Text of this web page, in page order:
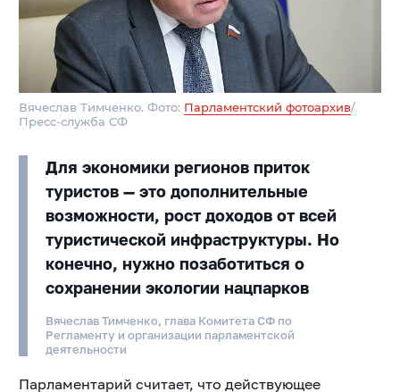
Вячеслав Тимченко. Фото: Парламентский фотоархив/
Пресс-служба СФ
Для экономики регионов приток
туристов — это дополнительные
возможности, рост доходов от всей
туристической инфраструктуры. Но
конечно, нужно позаботиться о
сохранении экологии нацпарков
Вячеслав Тимченко, глава Комитета СФ по
Регламенту и организации парламентской
деятельности
Парламентарий считает, что действующее